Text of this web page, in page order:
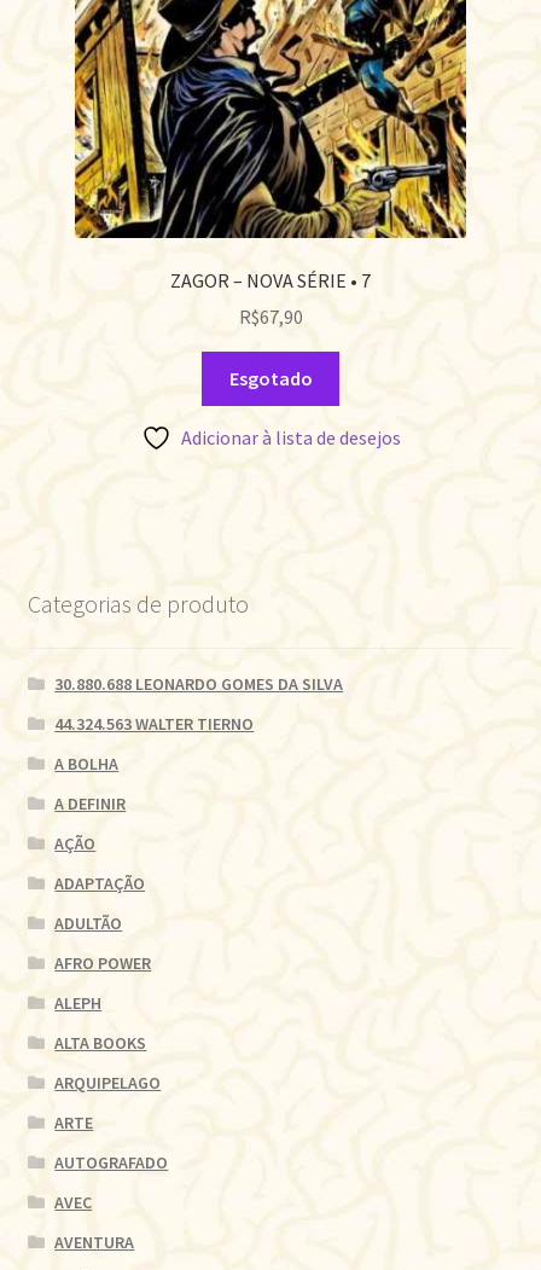
ZAGOR – NOVA SÉRIE • 7
R$67,90
Esgotado
Adicionar à lista de desejos
Categorias de produto
30.880.688 LEONARDO GOMES DA SILVA
44.324.563 WALTER TIERNO
A BOLHA
A DEFINIR
AÇÃO
ADAPTAÇÃO
ADULTÃO
AFRO POWER
ALEPH
ALTA BOOKS
ARQUIPELAGO
ARTE
AUTOGRAFADO
AVEC
AVENTURA